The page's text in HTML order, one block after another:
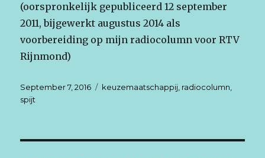
(oorspronkelijk gepubliceerd 12 september
2011, bijgewerkt augustus 2014 als
voorbereiding op mijn radiocolumn voor RTV
Rijnmond)
Posted
on
September 7, 2016 Tags
keuzemaatschappij, radiocolumn,
spijt